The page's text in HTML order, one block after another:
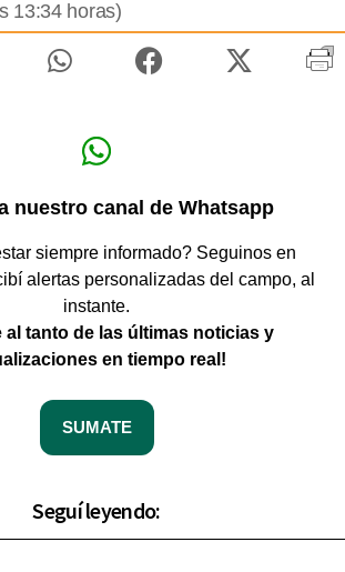
13:34 horas)
nuestro canal de Whatsapp
siempre informado? Seguinos en
alertas personalizadas del campo, al
instante.
al tanto de las últimas noticias y
en tiempo real!
SUMATE
Seguí leyendo: